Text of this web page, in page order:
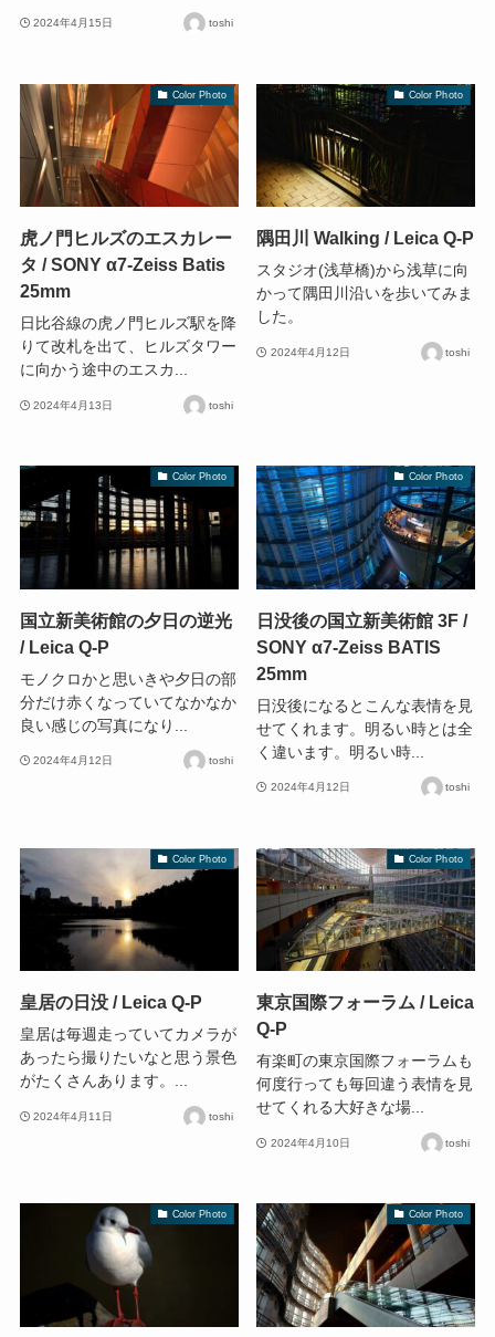
2024年4月15日 toshi
Color Photo
虎ノ門ヒルズのエスカレー
タ / SONY α7-Zeiss Batis
25mm
日比谷線の虎ノ門ヒルズ駅を降
りて改札を出て、ヒルズタワー
に向かう途中のエスカ...
2024年4月13日 toshi
Color Photo
隅田川 Walking / Leica Q-P
スタジオ(浅草橋)から浅草に向
かって隅田川沿いを歩いてみま
した。
2024年4月12日 toshi
Color Photo
国立新美術館の夕日の逆光
/ Leica Q-P
モノクロかと思いきや夕日の部
分だけ赤くなっていてなかなか
良い感じの写真になり...
2024年4月12日 toshi
Color Photo
日没後の国立新美術館 3F /
SONY α7-Zeiss BATIS
25mm
日没後になるとこんな表情を見
せてくれます。明るい時とは全
く違います。明るい時...
2024年4月12日 toshi
Color Photo
皇居の日没 / Leica Q-P
皇居は毎週走っていてカメラが
あったら撮りたいなと思う景色
がたくさんあります。...
2024年4月11日 toshi
Color Photo
東京国際フォーラム / Leica
Q-P
有楽町の東京国際フォーラムも
何度行っても毎回違う表情を見
せてくれる大好きな場...
2024年4月10日 toshi
Color Photo Color Photo